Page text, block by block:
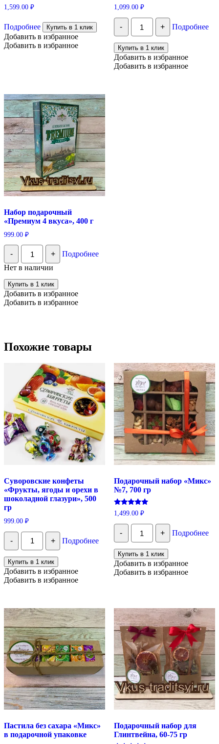
1,599.00 ₽
Подробнее Купить в 1 клик
Добавить в избранное
Добавить в избранное
1,099.00 ₽
-
Количество
Подарочный
набор
"Ореховый
микс
мини"
№8
+ Подробнее
Купить в 1 клик
Добавить в избранное
Добавить в избранное
Набор подарочный
«Премиум 4 вкуса», 400 г
999.00 ₽
-
Количество
Набор
подарочный
"Премиум
4
вкуса",
400
г
+
Подробнее
Нет в наличии
Купить в 1 клик
Добавить в избранное
Добавить в избранное
Похожие товары
Суворовские конфеты
«Фрукты, ягоды и орехи в
шоколадной глазури», 500
гр
999.00 ₽
-
Количество
Суворовские
конфеты
"Фрукты,
ягоды
и
орехи
500
гр
+ Подробнее
Купить в 1 клик
Добавить в избранное
Добавить в избранное
Подарочный набор «Микс»
№7, 700 гр
Оценка
5.00
из 5
1,499.00 ₽
-
Количество
Подарочный
набор
«Микс»
№7,
700
гр
+ Подробнее
Купить в 1 клик
Добавить в избранное
Добавить в избранное
Пастила без сахара «Микс»
в подарочной упаковке
Подарочный набор для
Глинтвейна, 60-75 гр